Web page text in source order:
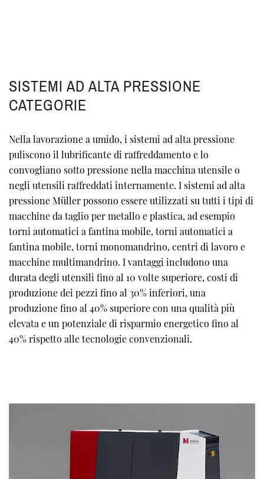
SISTEMI AD ALTA PRESSIONE
CATEGORIE
Nella lavorazione a umido, i sistemi ad alta pressione
puliscono il lubrificante di raffreddamento e lo
convogliano sotto pressione nella macchina utensile o
negli utensili raffreddati internamente. I sistemi ad alta
pressione Müller possono essere utilizzati su tutti i tipi di
macchine da taglio per metallo e plastica, ad esempio
torni automatici a fantina mobile, torni automatici a
fantina mobile, torni monomandrino, centri di lavoro e
macchine multimandrino. I vantaggi includono una
durata degli utensili fino al 10 volte superiore, costi di
produzione dei pezzi fino al 30% inferiori, una
produzione fino al 40% superiore con una qualità più
elevata e un potenziale di risparmio energetico fino al
40% rispetto alle tecnologie convenzionali.